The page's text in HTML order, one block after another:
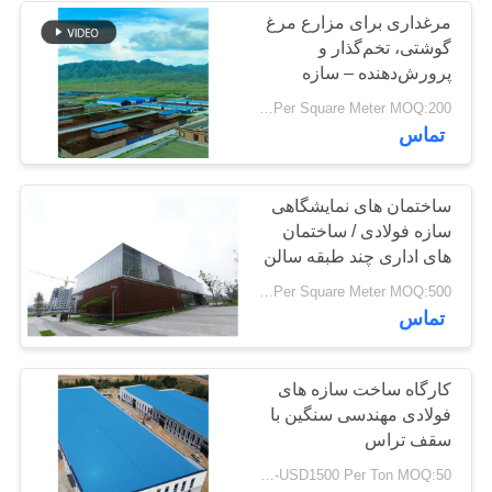
تیرهای فولادی سازه
17
سازه فولادی آویزان
8
مرغداری برای مزارع مرغ
گوشتی، تخم‌گذار و
پرورش‌دهنده – سازه
فولادی پیش‌ساخته با
پانل‌های عایق و سیستم
تهویه
تماس
ساختمان های نمایشگاهی
سازه فولادی / ساختمان
های اداری چند طبقه سالن
نمایشگاه
USD29-USD99 Per Square Meter MOQ:500 متر مربع
تماس
کارگاه ساخت سازه های
فولادی مهندسی سنگین با
سقف تراس
USD900-USD1500 Per Ton MOQ:50 تن